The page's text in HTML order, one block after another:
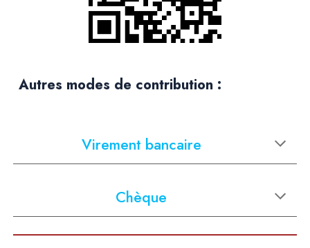
Autres modes de contribution :
Virement bancaire
Chèque